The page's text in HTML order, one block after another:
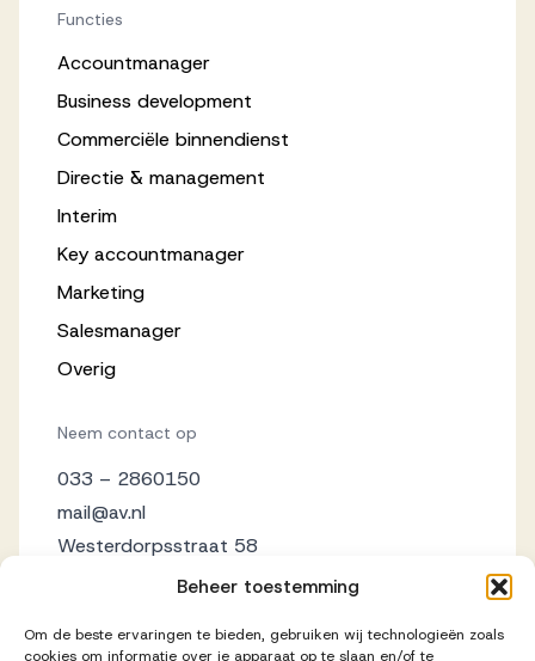
Beheer toestemming
Om de beste ervaringen te bieden, gebruiken wij technologieën zoals
cookies om informatie over je apparaat op te slaan en/of te
Functies
Accountmanager
Business development
Commerciële binnendienst
Directie & management
Interim
Key accountmanager
Marketing
Salesmanager
Overig
Neem contact op
033 – 2860150
mail@av.nl
Westerdorpsstraat 58
3871 AZ Hoevelaken